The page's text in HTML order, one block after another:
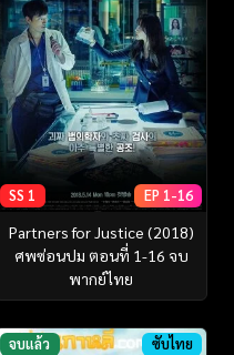
SS 1 EP 1-16
Partners for Justice (2018)
ศพซ่อนปม ตอนที่ 1-16 จบ
พากย์ไทย
จบแล้ว ซับไทย